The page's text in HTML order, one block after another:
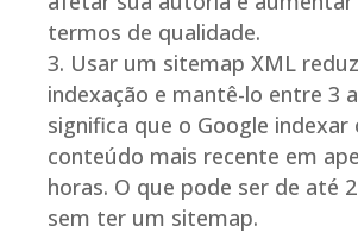
termos de qualidade.
Usar um sitemap XML
indexação e mantê-lo entre 3
significa que o Google indexar
conteúdo mais recente em
horas. O que pode ser de até
sem ter um sitemap.